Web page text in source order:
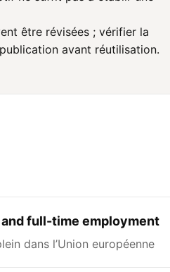
être révisées ; vérifier la
avant réutilisation.
full-time employment
dans l’Union européenne